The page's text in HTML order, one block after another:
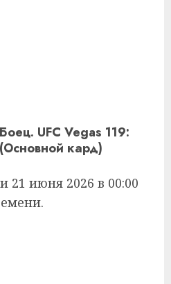
UFC Vegas 119:
кард)
21 июня 2026 в 00:00